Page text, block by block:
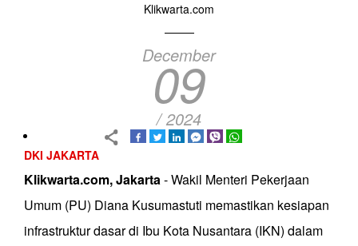
Klikwarta.com
December
09
/ 2024
DKI JAKARTA
Klikwarta.com, Jakarta- Wakil Menteri Pekerjaan
Umum (PU) Diana Kusumastuti memastikan kesiapan
infrastruktur dasar di Ibu Kota Nusantara (IKN) dalam